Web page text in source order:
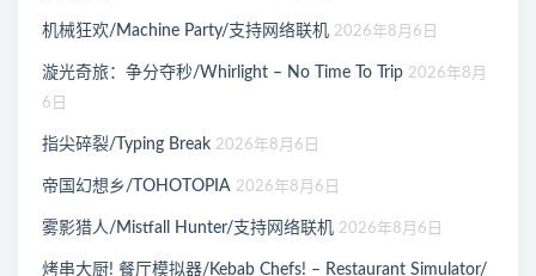
机械狂欢/Machine Party/支持网络联机 2026年8月6日
漩光奇旅：争分夺秒/Whirlight – No Time To Trip 2026年8月
6日
指尖碎裂/Typing Break 2026年8月6日
帝国幻想乡/TOHOTOPIA 2026年8月6日
雾影猎人/Mistfall Hunter/支持网络联机 2026年8月6日
烤串大厨! 餐厅模拟器/Kebab Chefs! – Restaurant Simulator/